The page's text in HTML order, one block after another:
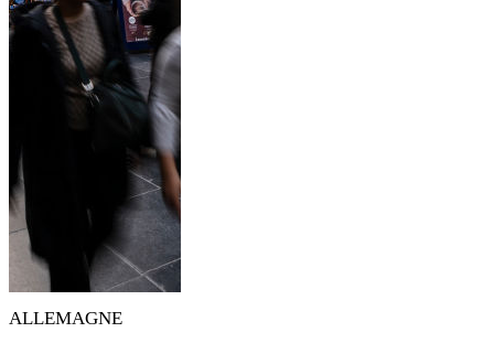
ALLEMAGNE